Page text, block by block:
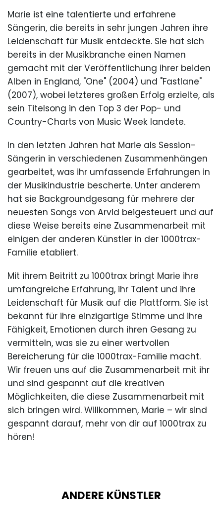
Marie ist eine talentierte und erfahrene
Sängerin, die bereits in sehr jungen Jahren ihre
Leidenschaft für Musik entdeckte. Sie hat sich
bereits in der Musikbranche einen Namen
gemacht mit der Veröffentlichung ihrer beiden
Alben in England, "One" (2004) und "Fastlane"
(2007), wobei letzteres großen Erfolg erzielte, als
sein Titelsong in den Top 3 der Pop- und
Country-Charts von Music Week landete.
In den letzten Jahren hat Marie als Session-
Sängerin in verschiedenen Zusammenhängen
gearbeitet, was ihr umfassende Erfahrungen in
der Musikindustrie bescherte. Unter anderem
hat sie Backgroundgesang für mehrere der
neuesten Songs von Arvid beigesteuert und auf
diese Weise bereits eine Zusammenarbeit mit
einigen der anderen Künstler in der 1000trax-
Familie etabliert.
Mit ihrem Beitritt zu 1000trax bringt Marie ihre
umfangreiche Erfahrung, ihr Talent und ihre
Leidenschaft für Musik auf die Plattform. Sie ist
bekannt für ihre einzigartige Stimme und ihre
Fähigkeit, Emotionen durch ihren Gesang zu
vermitteln, was sie zu einer wertvollen
Bereicherung für die 1000trax-Familie macht.
Wir freuen uns auf die Zusammenarbeit mit ihr
und sind gespannt auf die kreativen
Möglichkeiten, die diese Zusammenarbeit mit
sich bringen wird. Willkommen, Marie – wir sind
gespannt darauf, mehr von dir auf 1000trax zu
hören!
ANDERE KÜNSTLER